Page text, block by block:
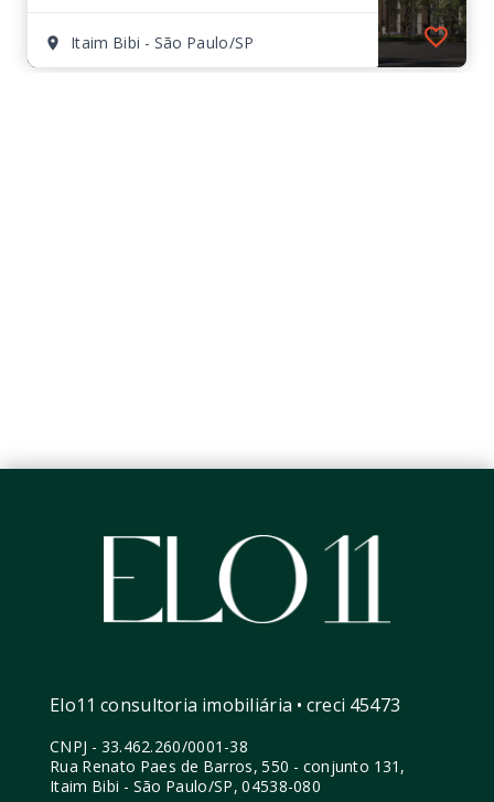
Itaim Bibi - São Paulo/SP
Elo11 consultoria imobiliária • creci 45473
CNPJ - 33.462.260/0001-38
Rua Renato Paes de Barros, 550 - conjunto 131,
Itaim Bibi - São Paulo/SP, 04538-080